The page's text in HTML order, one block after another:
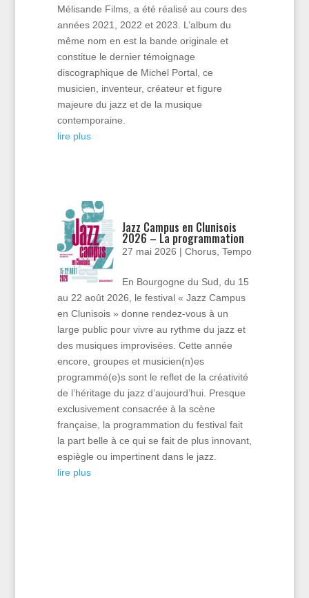
Mélisande Films, a été réalisé au cours des
années 2021, 2022 et 2023. L’album du
même nom en est la bande originale et
constitue le dernier témoignage
discographique de Michel Portal, ce
musicien, inventeur, créateur et figure
majeure du jazz et de la musique
contemporaine.
lire plus
Jazz Campus en Clunisois
2026 – La programmation
27 mai 2026 |Chorus ,Tempo
En Bourgogne du Sud, du 15
au 22 août 2026, le festival « Jazz Campus
en Clunisois » donne rendez-vous à un
large public pour vivre au rythme du jazz et
des musiques improvisées. Cette année
encore, groupes et musicien(n)es
programmé(e)s sont le reflet de la créativité
de l’héritage du jazz d’aujourd’hui. Presque
exclusivement consacrée à la scène
française, la programmation du festival fait
la part belle à ce qui se fait de plus innovant,
espiègle ou impertinent dans le jazz.
lire plus